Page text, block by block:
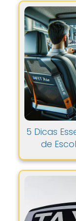
5 Dicas
de